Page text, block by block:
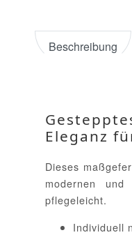
Beschreibung
Eleganz
Dieses
modernen
pflegeleicht.
Individuell